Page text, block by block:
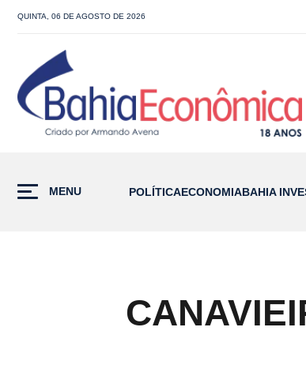
QUINTA, 06 DE AGOSTO DE 2026
MENU POLÍTICAECONOMIABAHIA